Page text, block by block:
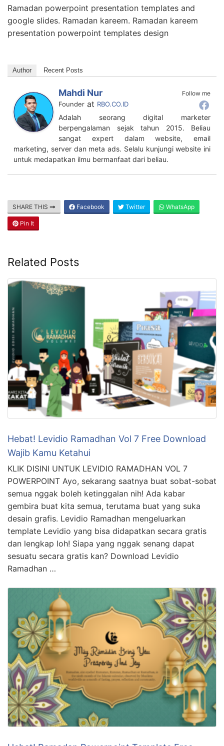
Ramadan powerpoint presentation templates and
google slides. Ramadan kareem. Ramadan kareem
presentation powerpoint templates design
Author Recent Posts
Follow me
Mahdi Nur
Founder at RBO.CO.ID
Adalah seorang digital marketer
berpengalaman sejak tahun 2015. Beliau
sangat expert dalam website, email
marketing, server dan meta ads. Selalu kunjungi website ini
untuk medapatkan ilmu bermanfaat dari beliau.
SHARE THIS Facebook Twitter WhatsApp
Pin It
Related Posts
Hebat! Levidio Ramadhan Vol 7 Free Download
Wajib Kamu Ketahui
KLIK DISINI UNTUK LEVIDIO RAMADHAN VOL 7
POWERPOINT Ayo, sekarang saatnya buat sobat-sobat
semua nggak boleh ketinggalan nih! Ada kabar
gembira buat kita semua, terutama buat yang suka
desain grafis. Levidio Ramadhan mengeluarkan
template Levidio yang bisa didapatkan secara gratis
dan lengkap loh! Siapa yang nggak senang dapat
sesuatu secara gratis kan? Download Levidio
Ramadhan …